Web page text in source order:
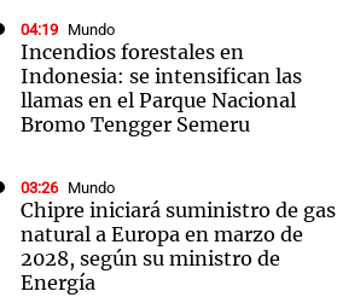
04:19 Mundo
Incendios forestales en
Indonesia: se intensifican las
llamas en el Parque Nacional
Bromo Tengger Semeru
03:26 Mundo
Chipre iniciará suministro de gas
natural a Europa en marzo de
2028, según su ministro de
Energía
Notas